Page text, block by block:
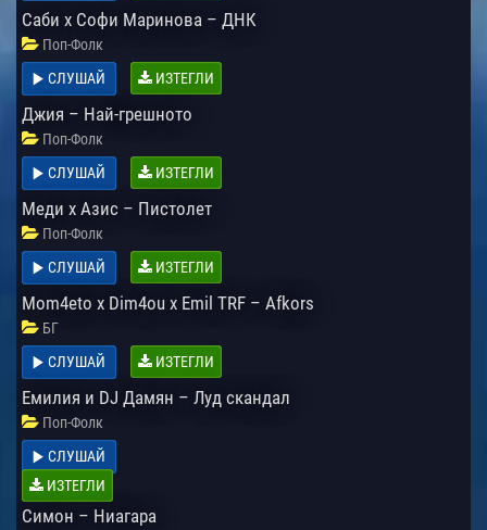
Саби х Софи Маринова – ДНК
Поп-Фолк
СЛУШАЙ
ИЗТЕГЛИ
Джия – Най-грешното
Поп-Фолк
СЛУШАЙ
ИЗТЕГЛИ
Меди х Азис – Пистолет
Поп-Фолк
СЛУШАЙ
ИЗТЕГЛИ
Mom4eto x Dim4ou x Emil TRF – Afkors
БГ
СЛУШАЙ
ИЗТЕГЛИ
Емилия и DJ Дамян – Луд скандал
Поп-Фолк
СЛУШАЙ
ИЗТЕГЛИ
Симон – Ниагара